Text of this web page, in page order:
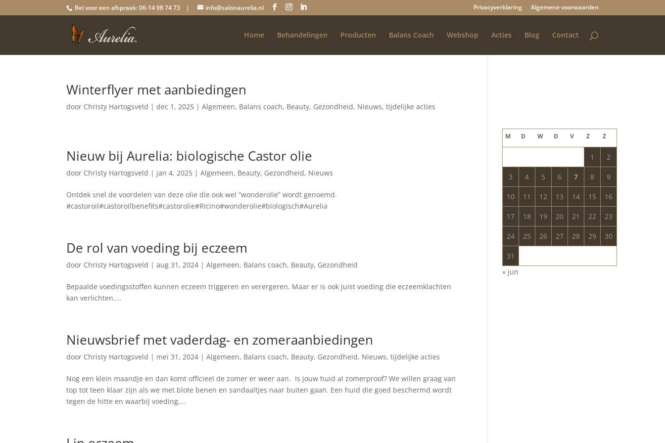
Bel voor een afspraak: 06-14 98 74 73 | info@salonaurelia.nl Privacyverklaring Algemene voorwaarden
Home Behandelingen Producten Balans Coach Webshop Acties Blog Contact
Winterflyer met aanbiedingen
door Christy Hartogsveld |dec 1, 2025 |Algemeen, Balans coach, Beauty, Gezondheid, Nieuws,tijdelijke acties
Nieuw bij Aurelia: biologische Castor olie
door Christy Hartogsveld | jan 4, 2025 |Algemeen, Beauty, Gezondheid, Nieuws
Ontdek snel de voordelen van deze olie die ook wel “wonderolie” wordt genoemd.
#castoroil#castoroilbenefits#castorolie#Ricino#wonderolie#biologisch#Aurelia
De rol van voeding bij eczeem
door Christy Hartogsveld |aug 31, 2024 |Algemeen, Balans coach, Beauty, Gezondheid
Bepaalde voedingsstoffen kunnen eczeem triggeren en verergeren. Maar er is ook juist voeding die eczeemklachten
kan verlichten....
Nieuwsbrief met vaderdag- en zomeraanbiedingen
door Christy Hartogsveld | mei 31, 2024 |Algemeen, Balans coach, Beauty, Gezondheid, Nieuws,tijdelijke acties
Nog een klein maandje en dan komt officieel de zomer er weer aan. Is jouw huid al zomerproof? We willen graag van
top tot teen klaar zijn als we met blote benen en sandaaltjes naar buiten gaan. Een huid die goed beschermd wordt
tegen de hitte en waarbij voeding,...
M D W D V Z Z
1 2
3 4 5 6 7 8 9
10 11 12 13 14 15 16
17 18 19 20 21 22 23
24 25 26 27 28 29 30
31
« jun